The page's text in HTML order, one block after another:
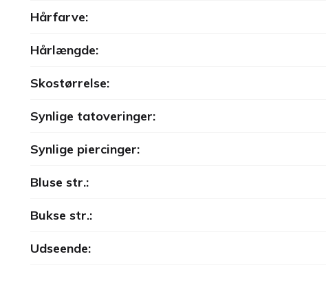
Hårfarve:
Hårlængde:
Skostørrelse:
Synlige tatoveringer:
Synlige piercinger:
Bluse str.:
Bukse str.:
Udseende: